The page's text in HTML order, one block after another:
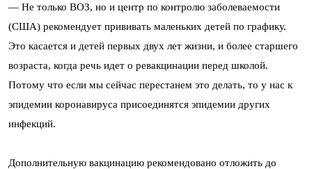
— Не только ВОЗ, но и центр по контролю заболеваемости
(США) рекомендует прививать маленьких детей по графику.
Это касается и детей первых двух лет жизни, и более старшего
возраста, когда речь идет о ревакцинации перед школой.
Потому что если мы сейчас перестанем это делать, то у нас к
эпидемии коронавируса присоединятся эпидемии других
инфекций.
Дополнительную вакцинацию рекомендовано отложить до